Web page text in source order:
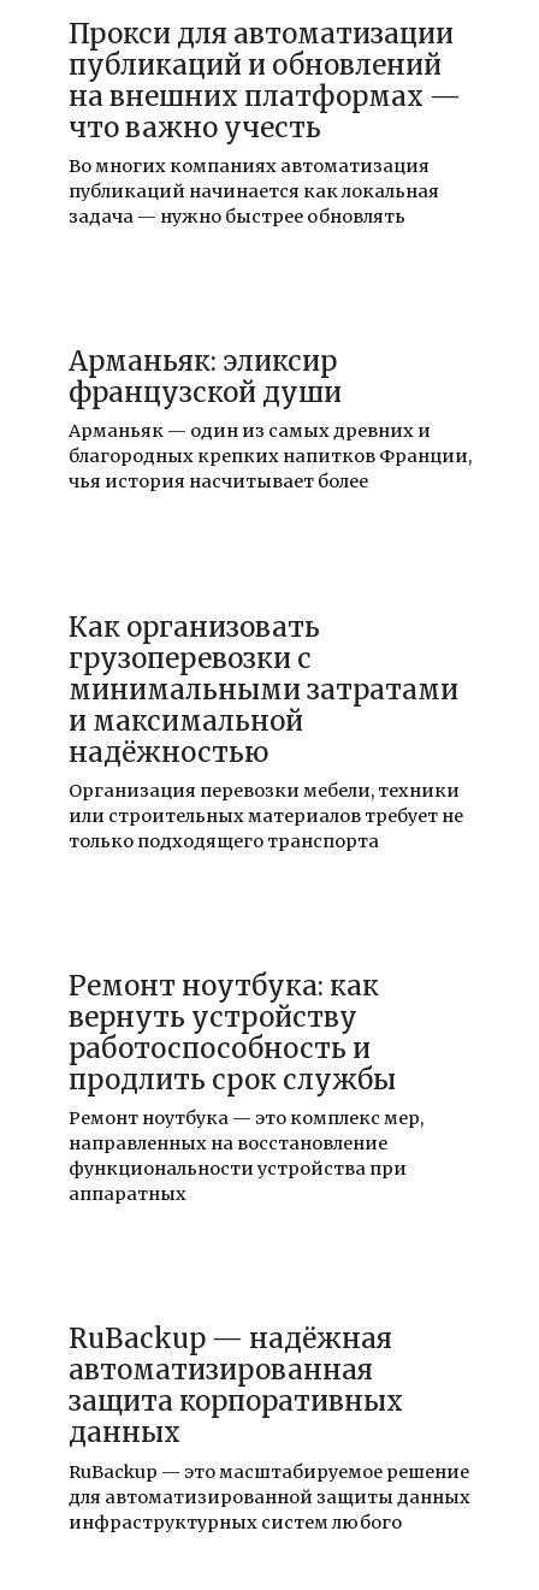
Прокси для автоматизации
публикаций и обновлений
на внешних платформах —
что важно учесть
Во многих компаниях автоматизация
публикаций начинается как локальная
задача — нужно быстрее обновлять
Арманьяк: эликсир
французской души
Арманьяк — один из самых древних и
благородных крепких напитков Франции,
чья история насчитывает более
Как организовать
грузоперевозки с
минимальными затратами
и максимальной
надёжностью
Организация перевозки мебели, техники
или строительных материалов требует не
только подходящего транспорта
Ремонт ноутбука: как
вернуть устройству
работоспособность и
продлить срок службы
Ремонт ноутбука — это комплекс мер,
направленных на восстановление
функциональности устройства при
аппаратных
RuBackup — надёжная
автоматизированная
защита корпоративных
данных
RuBackup — это масштабируемое решение
для автоматизированной защиты данных
инфраструктурных систем любого